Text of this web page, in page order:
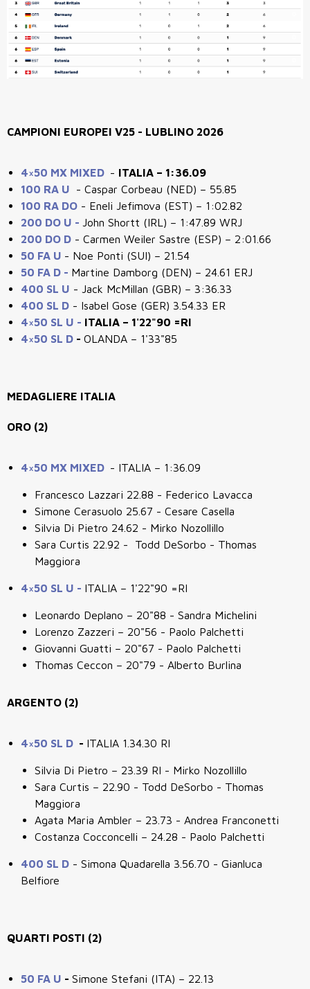
CAMPIONI EUROPEI V25 - LUBLINO 2026
4×50 MX MIXED - ITALIA – 1:36.09
100 RA U
- Caspar Corbeau (NED) – 55.85
100 RA DO - Eneli Jefimova (EST) – 1:02.82
200 DO U - John Shortt (IRL) – 1:47.89 WRJ
200 DO D - Carmen Weiler Sastre (ESP) – 2:01.66
50 FA U - Noe Ponti (SUI) – 21.54
50 FA D - Martine Damborg (DEN) – 24.61 ERJ
400 SL U - Jack McMillan (GBR) – 3:36.33
400 SL D - Isabel Gose (GER) 3.54.33 ER
4×50 SL U - ITALIA – 1'22"90 =RI
4×50 SL D - OLANDA – 1'33"85
MEDAGLIERE ITALIA
ORO (2)
4×50 MX MIXED - ITALIA – 1:36.09
Francesco Lazzari 22.88 - Federico Lavacca
Simone Cerasuolo 25.67 - Cesare Casella
Silvia Di Pietro 24.62 - Mirko Nozollillo
Sara Curtis 22.92 - Todd DeSorbo - Thomas
Maggiora
4×50 SL U - ITALIA – 1'22"90 =RI
Leonardo Deplano – 20"88 - Sandra Michelini
Lorenzo Zazzeri – 20"56 - Paolo Palchetti
Giovanni Guatti – 20"67 - Paolo Palchetti
Thomas Ceccon – 20"79 - Alberto Burlina
ARGENTO (2)
4×50 SL D - ITALIA 1.34.30 RI
Silvia Di Pietro – 23.39 RI - Mirko Nozollillo
Sara Curtis – 22.90 - Todd DeSorbo - Thomas
Maggiora
Agata Maria Ambler – 23.73 - Andrea Franconetti
Costanza Cocconcelli – 24.28 - Paolo Palchetti
400 SL D - Simona Quadarella 3.56.70 - Gianluca
Belfiore
QUARTI POSTI (2)
50 FA U - Simone Stefani (ITA) – 22.13